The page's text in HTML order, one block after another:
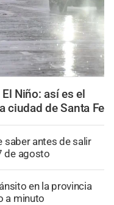
Niño: así es el
ciudad de Santa Fe
saber antes de salir
de agosto
en la provincia
a minuto